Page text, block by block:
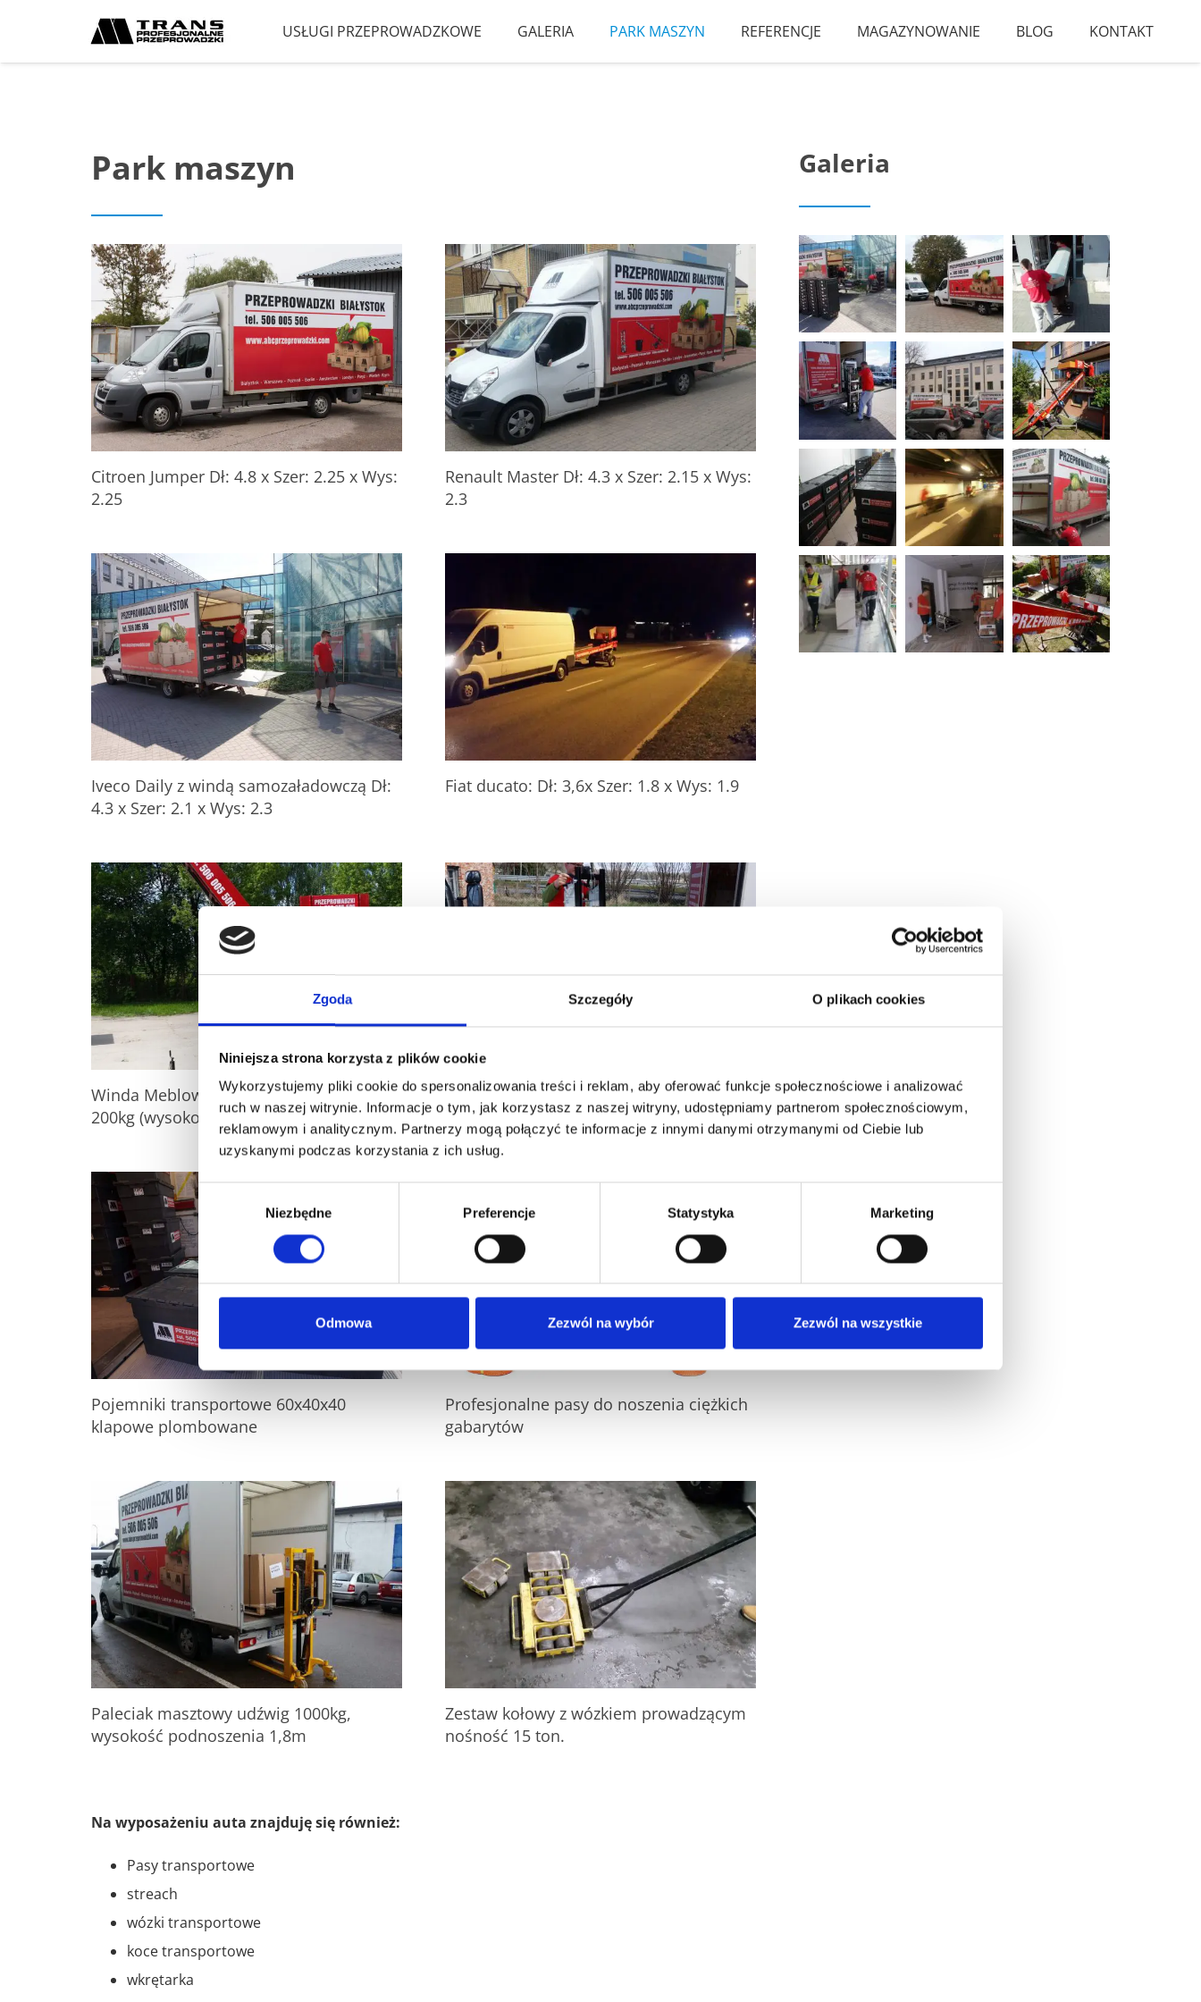
Zgoda Szczegóły O plikach cookies
Niniejsza strona korzysta z plików cookie
Wykorzystujemy pliki cookie do spersonalizowania treści i reklam, aby oferować funkcje społecznościowe i analizować
ruch w naszej witrynie. Informacje o tym, jak korzystasz z naszej witryny, udostępniamy partnerom społecznościowym,
reklamowym i analitycznym. Partnerzy mogą połączyć te informacje z innymi danymi otrzymanymi od Ciebie lub
uzyskanymi podczas korzystania z ich usług.
Wybór
zgody
Niezbędne Preferencje Statystyka Marketing
Odmowa Zezwól na wybór Zezwól na wszystkie
USŁUGI PRZEPROWADZKOWE GALERIA PARK MASZYN REFERENCJE MAGAZYNOWANIE BLOG KONTAKT
Park maszyn
Citroen Jumper Dł: 4.8 x Szer: 2.25 x Wys:
2.25
Renault Master Dł: 4.3 x Szer: 2.15 x Wys:
2.3
Iveco Daily z windą samozaładowczą Dł:
4.3 x Szer: 2.1 x Wys: 2.3
Fiat ducato: Dł: 3,6x Szer: 1.8 x Wys: 1.9
Winda Meblowa 18m wysokości udźwig
200kg (wysokość 5 piętra)
Schodołaz kroczący udźwig 600 kg.
wysokość podnoszenia 1.5m
Pojemniki transportowe 60x40x40
klapowe plombowane
Profesjonalne pasy do noszenia ciężkich
gabarytów
Paleciak masztowy udźwig 1000kg,
wysokość podnoszenia 1,8m
Zestaw kołowy z wózkiem prowadzącym
nośność 15 ton.
Na wyposażeniu auta znajduję się również:
Pasy transportowe
streach
wózki transportowe
koce transportowe
wkrętarka
Galeria